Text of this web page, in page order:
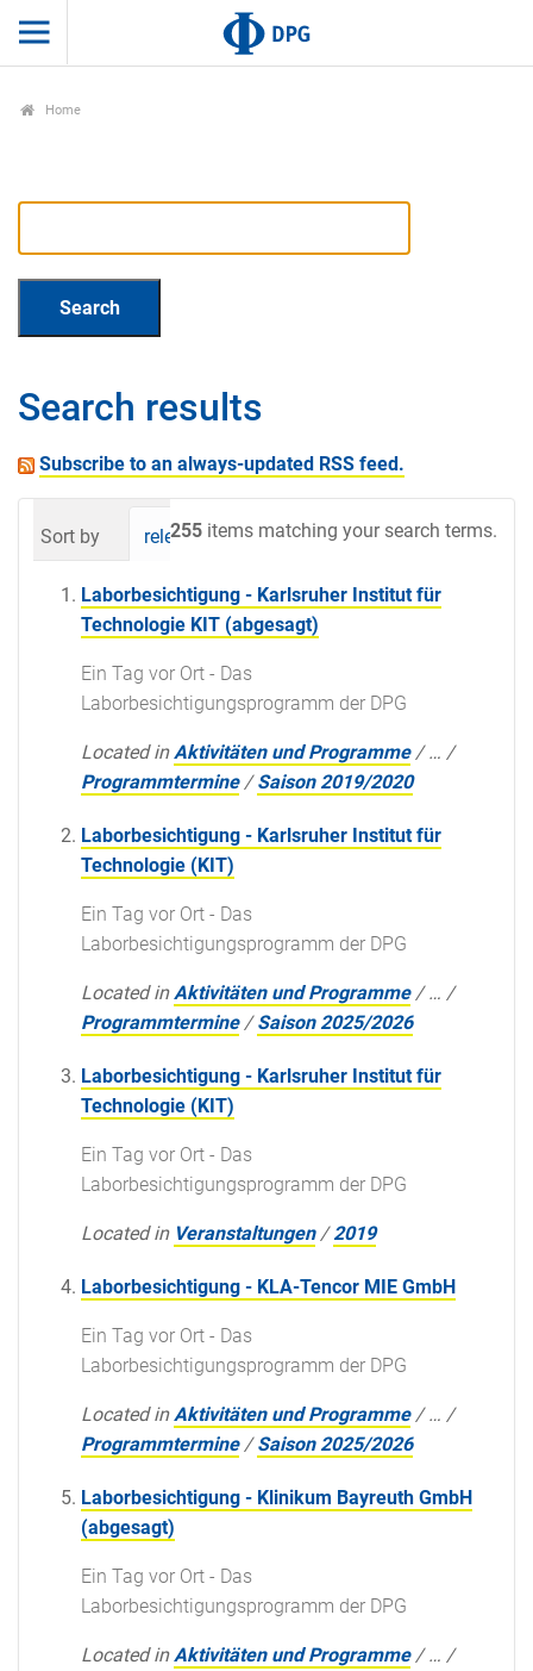
Home
Search results
Subscribe to an always-updated RSS feed.
255 items matching your search terms.
Sort by relevance date (newest first)
Laborbesichtigung - Karlsruher Institut für
Technologie KIT (abgesagt)
Ein Tag vor Ort - Das
Laborbesichtigungsprogramm der DPG
Located in Aktivitäten und Programme /… /
Programmtermine /Saison 2019/2020
Laborbesichtigung - Karlsruher Institut für
Technologie (KIT)
Ein Tag vor Ort - Das
Laborbesichtigungsprogramm der DPG
Located in Aktivitäten und Programme /… /
Programmtermine /Saison 2025/2026
Laborbesichtigung - Karlsruher Institut für
Technologie (KIT)
Ein Tag vor Ort - Das
Laborbesichtigungsprogramm der DPG
Located in Veranstaltungen /2019
Laborbesichtigung - KLA-Tencor MIE GmbH
Ein Tag vor Ort - Das
Laborbesichtigungsprogramm der DPG
Located in Aktivitäten und Programme /… /
Programmtermine /Saison 2025/2026
Laborbesichtigung - Klinikum Bayreuth GmbH
(abgesagt)
Ein Tag vor Ort - Das
Laborbesichtigungsprogramm der DPG
Located in Aktivitäten und Programme /… /